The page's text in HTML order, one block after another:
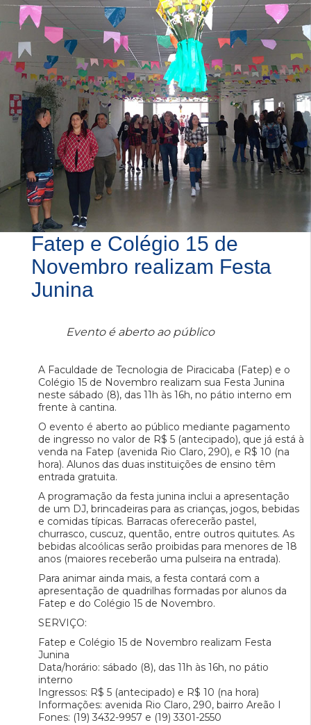
Fatep e Colégio 15 de
Novembro realizam Festa
Junina
Evento é aberto ao público
A Faculdade de Tecnologia de Piracicaba (Fatep) e o
Colégio 15 de Novembro realizam sua Festa Junina
neste sábado (8), das 11h às 16h, no pátio interno em
frente à cantina.
O evento é aberto ao público mediante pagamento
de ingresso no valor de R$ 5 (antecipado), que já está à
venda na Fatep (avenida Rio Claro, 290), e R$ 10 (na
hora). Alunos das duas instituições de ensino têm
entrada gratuita.
A programação da festa junina inclui a apresentação
de um DJ, brincadeiras para as crianças, jogos, bebidas
e comidas típicas. Barracas oferecerão pastel,
churrasco, cuscuz, quentão, entre outros quitutes. As
bebidas alcoólicas serão proibidas para menores de 18
anos (maiores receberão uma pulseira na entrada).
Para animar ainda mais, a festa contará com a
apresentação de quadrilhas formadas por alunos da
Fatep e do Colégio 15 de Novembro.
SERVIÇO:
Fatep e Colégio 15 de Novembro realizam Festa
Junina
Data/horário: sábado (8), das 11h às 16h, no pátio
interno
Ingressos: R$ 5 (antecipado) e R$ 10 (na hora)
Informações: avenida Rio Claro, 290, bairro Areão I
Fones: (19) 3432-9957 e (19) 3301-2550